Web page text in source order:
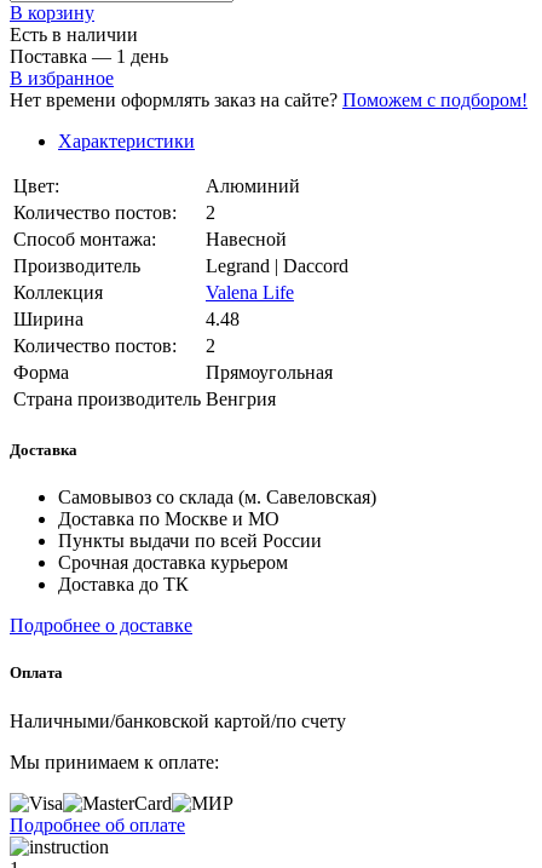
В корзинy
Есть в наличии
Поставка — 1 день
В избранное
Нет времени оформлять заказ на сайте? Поможем с подбором!
Характеристики
Цвет:
Алюминий
Количество постов:
2
Способ монтажа:
Навесной
Производитель
Legrand | Daccord
Коллекция
Valena Life
Ширина
4.48
Количество постов:
2
Форма
Прямоугольная
Страна производитель Венгрия
Доставка
Самовывоз со склада (м. Савеловская)
Доставка по Москве и МО
Пункты выдачи по всей России
Срочная доставка курьером
Доставка до ТК
Подробнее о доставке
Оплата
Наличными/банковской картой/по счету
Мы принимаем к оплате:
Подробнее об оплате